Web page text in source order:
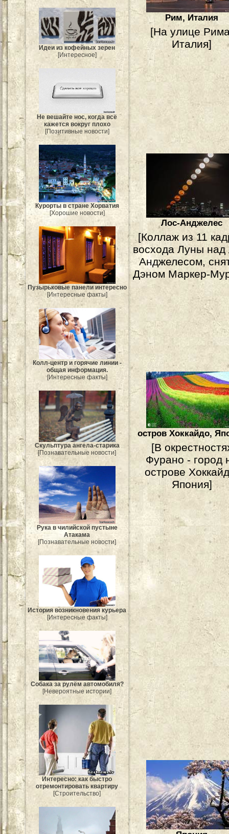
Идеи из кофейных зерен
[Интересное]
Не вешайте нос, когда всё
кажется вокруг плохо
[Позитивные новости]
Курорты в стране Хорватия
[Хорошие новости]
Пузырьковые панели интересно
[Интересные факты]
Колл-центр и горячие линии -
общая информация.
[Интересные факты]
Скульптура ангела-старика
[Познавательные новости]
Рука в чилийской пустыне
Атакама
[Познавательные новости]
История возникновения курьера
[Интересные факты]
Собака за рулём автомобиля?
[Невероятные истории]
Интересно: как быстро
отремонтировать квартиру
[Строительство]
Рим, Италия
[На улице
Италия]
Лос-Анджелес
[Коллаж из 11
восхода Луны над
Анджелесом,
Дэном Маркер-
остров Хоккайдо,
[В
Фурано - город
острове
Япония]